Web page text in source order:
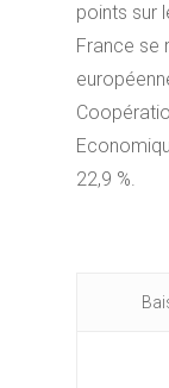
points sur
France se
22,9 %.